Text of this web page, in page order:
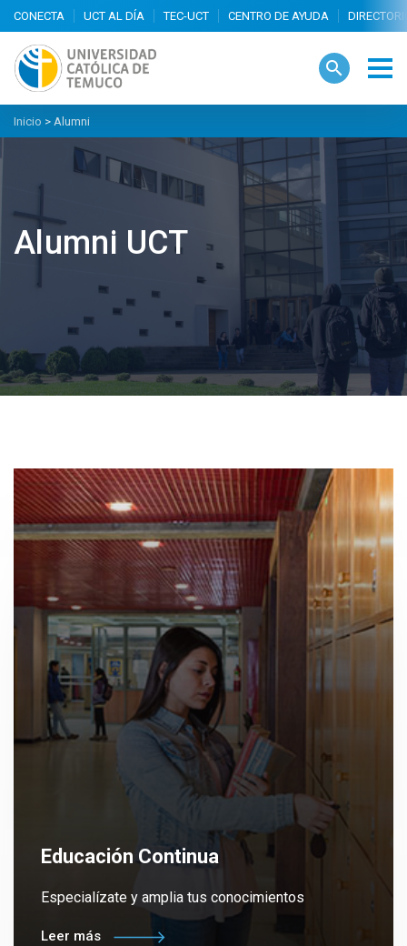
search
Inicio > Alumni
Alumni UCT
Educación Continua
Especialízate y amplia tus conocimientos
Leer más